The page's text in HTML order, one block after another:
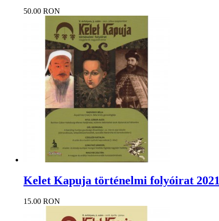
50.00 RON
Kelet Kapuja történelmi folyóirat
15.00 RON